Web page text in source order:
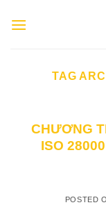
TAG
CHƯƠNG
ISO
POSTED